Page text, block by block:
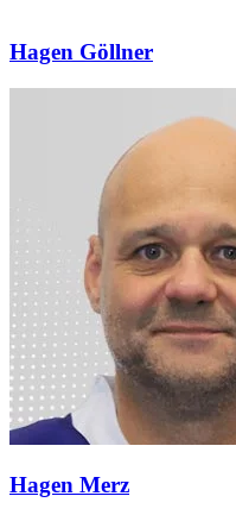
Hagen Göllner
Hagen Merz